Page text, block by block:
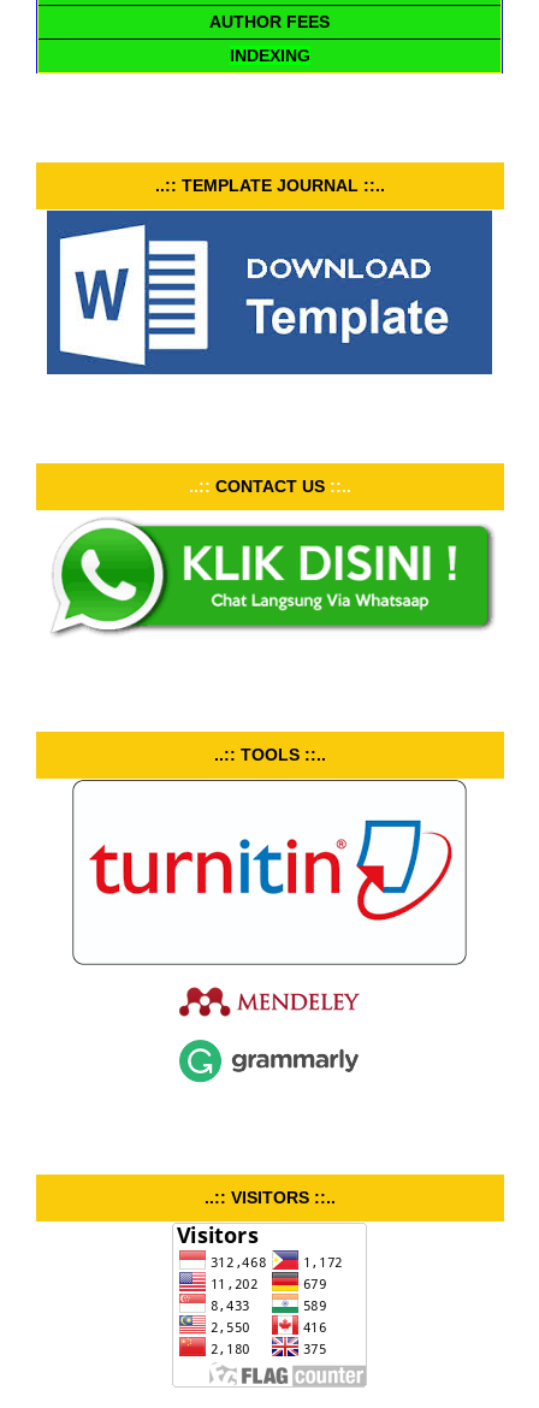
AUTHOR FEES
INDEXING
..:: TEMPLATE JOURNAL ::..
..:: CONTACT US ::..
..:: TOOLS ::..
..:: VISITORS ::..